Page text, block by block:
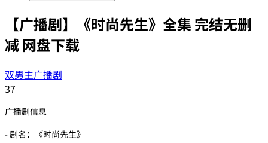
【广播剧】《时尚先生》全集 完结无删
减 网盘下载
双男主广播剧
37
广播剧信息
- 剧名：《时尚先生》